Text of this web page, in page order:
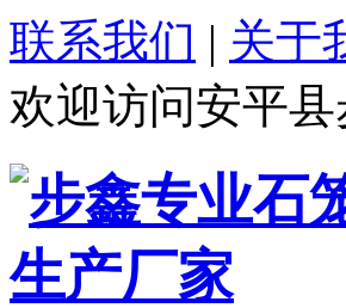
联系我们 | 关于
欢迎访问安平